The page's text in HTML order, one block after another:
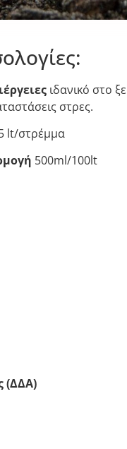
ιδανικό στο
στρες.
lt/στρέμμα
500ml/100lt
(ΔΔΑ)